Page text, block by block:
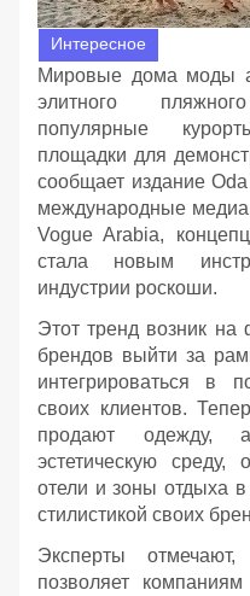
Интересное
Мировые дома моды
элитного
популярные
площадки для
сообщает издание
международные
Vogue Arabia,
стала новым
индустрии роскоши.
Этот тренд возник
брендов выйти за
интегрироваться в
своих клиентов.
продают одежду,
эстетическую
отели и зоны отдыха в
стилистикой своих
Эксперты
позволяет